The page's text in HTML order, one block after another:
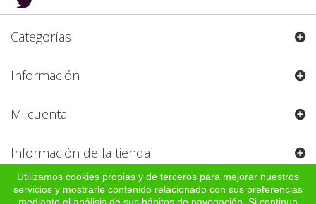
Categorías
Información
Mi cuenta
Información de la tienda
Utilizamos cookies propias y de terceros para mejorar nuestros
servicios y mostrarle contenido relacionado con sus preferencias